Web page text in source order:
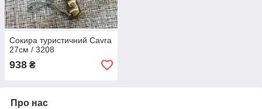
Сокира туристичний Cavra
27см / 3208
938 ₴
Про нас